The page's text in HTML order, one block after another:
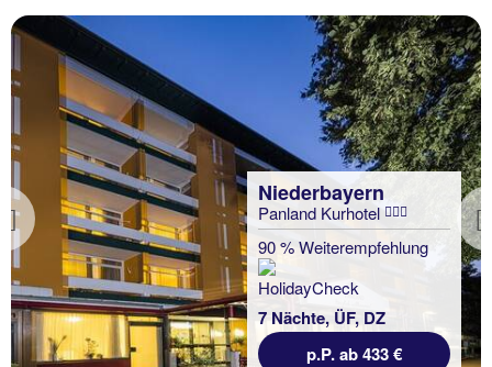
Previous
Niederbayern
Panland Kurhotel
90 % Weiterempfehlung
7 Nächte, ÜF, DZ
p.P. ab 433 €